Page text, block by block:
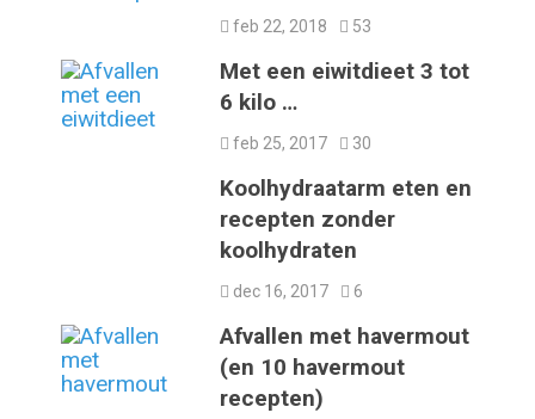
feb 22, 2018 53
Met een eiwitdieet 3 tot
6 kilo …
feb 25, 2017 30
Koolhydraatarm eten en
recepten zonder
koolhydraten
dec 16, 2017 6
Afvallen met havermout
(en 10 havermout
recepten)